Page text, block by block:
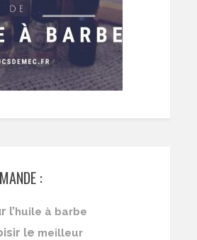
:
l’huile à barbe
le meilleur